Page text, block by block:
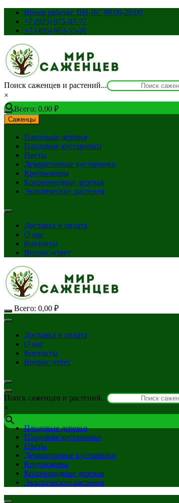
Перейти
содержимому
Время работы: ПН-ВС 08:00-20:00
+7 (925) 975-07-77
+7 (495) 663-55-20
Поиск саженцев и растений...
×
Всего: 0,00 ₽
Саженцы
Плодовые деревья
Плодовые кустарники
Цветы
Декоративные кустарники
Крупномеры
Колоновидные деревья
Экзотические растения
Доставка и оплата
О нас
Контакты
Вопрос-ответ
Всего: 0,00 ₽
Доставка и оплата
О нас
Контакты
Вопрос-ответ
Поиск саженцев и растений...
×
Плодовые деревья
Плодовые кустарники
Цветы
Декоративные кустарники
Крупномеры
Колоновидные деревья
Экзотические растения